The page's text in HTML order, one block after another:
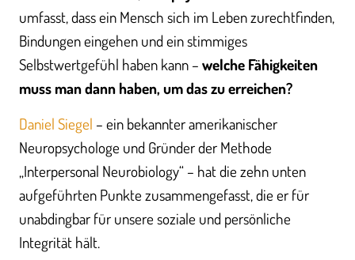
umfasst, dass ein Mensch sich im Leben zurechtfinden,
Bindungen eingehen und ein stimmiges
Selbstwertgefühl haben kann – welche Fähigkeiten
muss man dann haben, um das zu erreichen?
Daniel Siegel – ein bekannter amerikanischer
Neuropsychologe und Gründer der Methode
„Interpersonal Neurobiology“ – hat die zehn unten
aufgeführten Punkte zusammengefasst, die er für
unabdingbar für unsere soziale und persönliche
Integrität hält.